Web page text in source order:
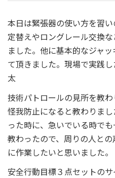
本日は緊張器の使い方を習
定替えやロングレール交換
ました。他に基本的なジャ
て頂きました。現場で実践
太
技術パトロールの見所を教
怪我防止になると教わりま
った時に、急いでいる時で
教わったので、周りの人と
に作業したいと思いました
安全行動目標３点セットの